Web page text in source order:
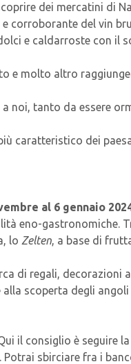
dei mercatini di
corroborante del vin
e caldarroste con il
e molto altro
noi, tanto da essere
caratteristico dei
al 6 gennaio
eno-gastronomiche.
lo Zelten, a base di
di regali, decorazioni
alla scoperta degli
il consiglio è seguire
sbirciare fra i